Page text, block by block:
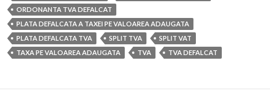
ORDONANTA TVA DEFALCAT
PLATA DEFALCATA A TAXEI PE VALOAREA ADAUGATA
PLATA DEFALCATA TVA
SPLIT TVA
SPLIT VAT
TAXA PE VALOAREA ADAUGATA
TVA TVA DEFALCAT